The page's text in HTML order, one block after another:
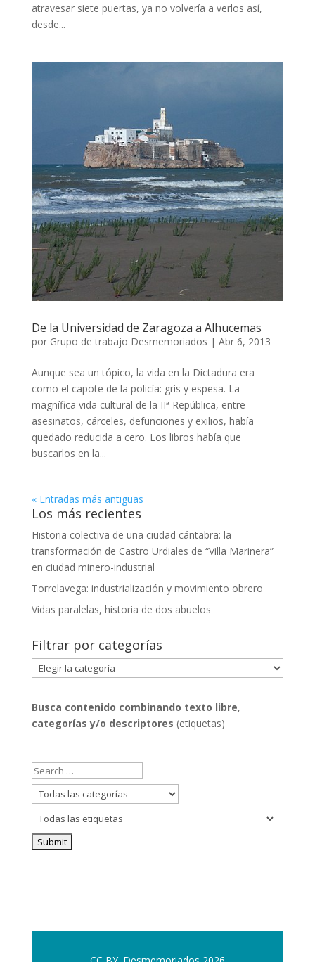
atravesar siete puertas, ya no volvería a verlos así,
desde...
De la Universidad de Zaragoza a Alhucemas
por Grupo de trabajo Desmemoriados | Abr 6, 2013
Aunque sea un tópico, la vida en la Dictadura era
como el capote de la policía: gris y espesa. La
magnífica vida cultural de la IIª República, entre
asesinatos, cárceles, defunciones y exilios, había
quedado reducida a cero. Los libros había que
buscarlos en la...
« Entradas más antiguas
Los más recientes
Historia colectiva de una ciudad cántabra: la
transformación de Castro Urdiales de “Villa Marinera”
en ciudad minero-industrial
Torrelavega: industrialización y movimiento obrero
Vidas paralelas, historia de dos abuelos
Filtrar por categorías
Filtrar
por
Busca contenido combinando texto libre,
categorías y/o descriptores (etiquetas)